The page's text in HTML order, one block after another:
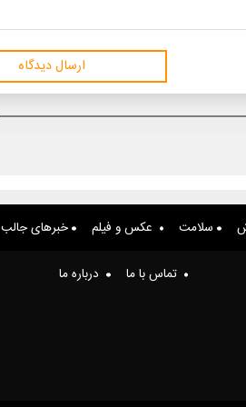
ارسال دیدگاه
سلامت عکس و فیلم خبرهای جالب
تماس با ما درباره ما